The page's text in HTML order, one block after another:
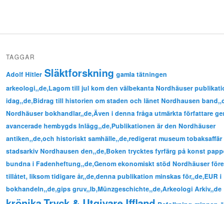
TAGGAR
Adolf Hitler Släktforskning gamla tätningen
arkeologi,,de,Lagom till jul kom den välbekanta Nordhäuser
idag,,de,Bidrag till historien om staden och länet Nordhausen
Nordhäuser bokhandlar,,de,Även i denna fråga utmärkta författare
avancerade hembygds Inlägg,,de,Publikationen är den Nordhäuser
antiken,,de,och historiskt samhälle,,de,redigerat museum tobaksaffär
stadsarkiv Nordhausen den,,de,Boken trycktes fyrfärg på konst
bundna i Fadenheftung,,de,Genom ekonomiskt stöd Nordhäuser
tillåtet, liksom tidigare år,,de,denna publikation minskas för,,de,EUR i
bokhandeln,,de,gips gruv,,lb,Münzgeschichte,,de,Arkeologi Arkiv,,de